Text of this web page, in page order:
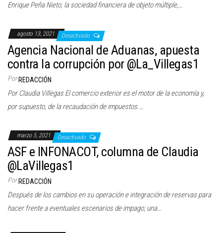
Enrique Peña Nieto, la sociedad financiera de objeto múltiple,…
agosto 13, 2021 Desactivado
Agencia Nacional de Aduanas, apuesta
contra la corrupción por @La_Villegas1
Por REDACCIÓN
Por Claudia Villegas El comercio exterior es el motor de la economía y,
por supuesto, de la recaudación de impuestos.…
marzo 5, 2021 Desactivado
ASF e INFONACOT, columna de Claudia
@LaVillegas1
Por REDACCIÓN
Después de los cambios en su operación e integración de reservas para
hacer frente a eventuales escenarios de impago; una…